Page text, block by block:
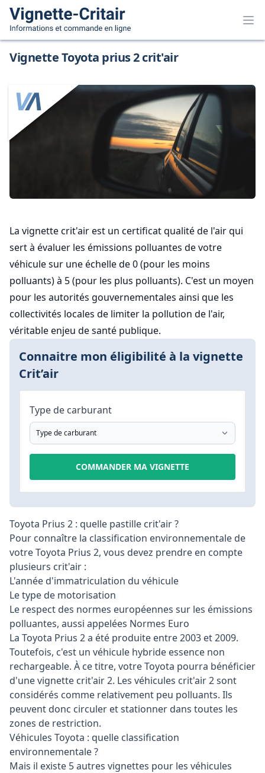
Vignette Toyota prius 2 crit'air
La vignette crit'air est un certificat qualité de l'air qui
sert à évaluer les émissions polluantes de votre
véhicule sur une échelle de 0 (pour les moins
polluants) à 5 (pour les plus polluants). C'est un moyen
pour les autorités gouvernementales ainsi que les
collectivités locales de limiter la pollution de l'air,
véritable enjeu de santé publique.
Connaitre mon éligibilité à la vignette
Crit’air
Type de carburant
COMMANDER MA VIGNETTE
Toyota Prius 2 : quelle pastille crit'air ?
Pour connaître la classification environnementale de
votre Toyota Prius 2, vous devez prendre en compte
plusieurs crit'air :
L'année d'immatriculation du véhicule
Le type de motorisation
Le respect des normes européennes sur les émissions
polluantes, aussi appelées Normes Euro
La Toyota Prius 2 a été produite entre 2003 et 2009.
Toutefois, c'est un véhicule hybride essence non
rechargeable. À ce titre, votre Toyota pourra bénéficier
d'une vignette crit'air 2. Les véhicules crit'air 2 sont
considérés comme relativement peu polluants. Ils
peuvent donc circuler et stationner dans toutes les
zones de restriction.
Véhicules Toyota : quelle classification
environnementale ?
Mais il existe 5 autres vignettes pour les véhicules